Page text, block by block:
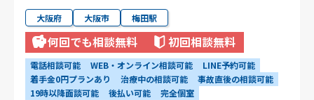
大阪府 大阪市 梅田駅
何回でも相談無料 初回相談無料
電話相談可能 WEB・オンライン相談可能
LINE予約可能
着手金0円プランあり
治療中の相談可能
事故直後の相談可能
19時以降面談可能
後払い可能 完全個室